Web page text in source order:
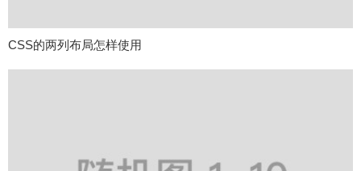
CSS的两列布局怎样使用